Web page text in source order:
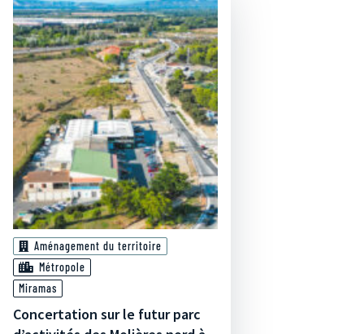
Aménagement du territoire
Métropole
Miramas
Concertation sur le futur parc